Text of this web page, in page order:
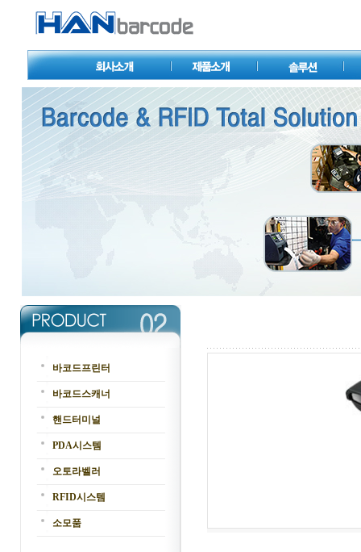
바코드프린터
바코드스캐너
핸드터미널
PDA시스템
오토라벨러
RFID시스템
소모품